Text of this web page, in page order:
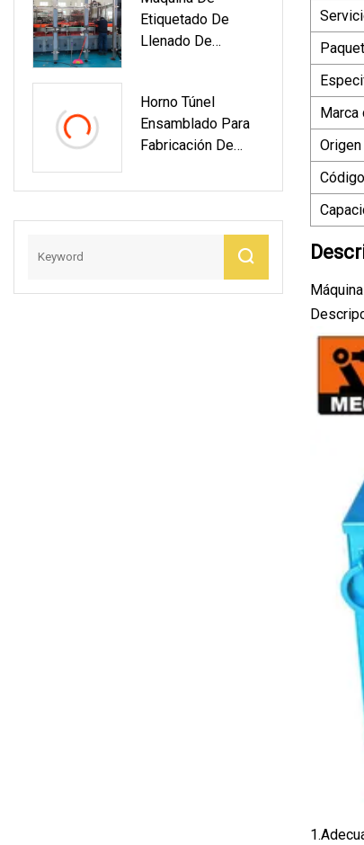
Bor
Rotatorio/disco/co
De Secadores
Máquina Secadora
Etiquetado De
Llenado De
Cerveza Pequeña
Personalizada Para
Botella De Vidrio
Horno Túnel
Ensamblado Para
Fabricación De
Marca
Origen